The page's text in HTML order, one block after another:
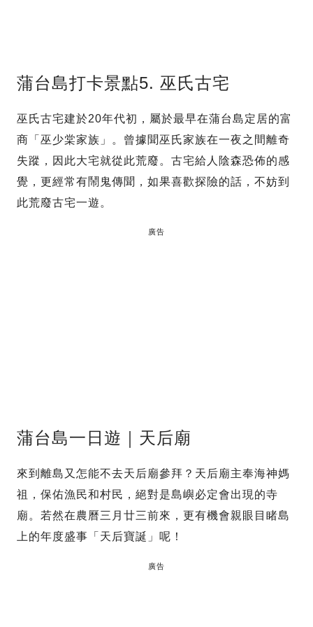
蒲台島打卡景點5. 巫氏古宅
巫氏古宅建於20年代初，屬於最早在蒲台島定居的富
商「巫少棠家族」。曾據聞巫氏家族在一夜之間離奇
失蹤，因此大宅就從此荒廢。古宅給人陰森恐佈的感
覺，更經常有鬧鬼傳聞，如果喜歡探險的話，不妨到
此荒廢古宅一遊。
廣告
蒲台島一日遊｜天后廟
來到離島又怎能不去天后廟參拜？天后廟主奉海神媽
祖，保佑漁民和村民，絕對是島嶼必定會出現的寺
廟。若然在農曆三月廿三前來，更有機會親眼目睹島
上的年度盛事「天后寶誕」呢！
廣告